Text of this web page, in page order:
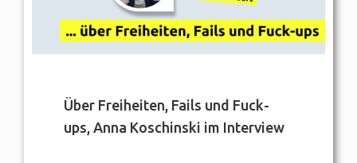
Über Freiheiten, Fails und Fuck-
ups, Anna Koschinski im Interview